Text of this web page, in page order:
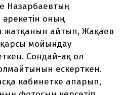
Назарбаевтың
әрекетін оның
жатқанын айтып, Жақаев
қарсы мойындау
Сондай-ақ ол
ескерткен.
кабинетке апарып,